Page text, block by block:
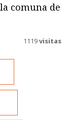
comuna de
1119visitas